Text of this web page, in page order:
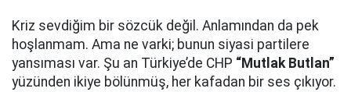
Kriz sevdiğim bir sözcük değil. Anlamından da pek
hoşlanmam. Ama ne varki; bunun siyasi partilere
yansıması var. Şu an Türkiye’de CHP “Mutlak Butlan”
yüzünden ikiye bölünmüş, her kafadan bir ses çıkıyor.